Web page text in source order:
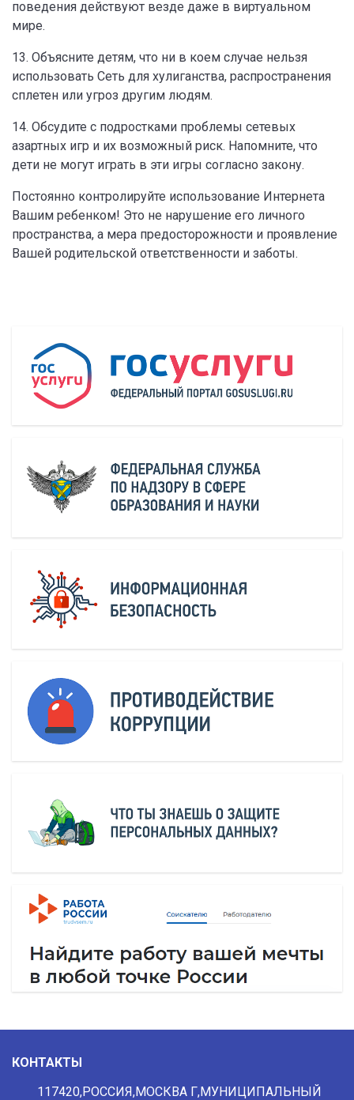
поведения действуют везде даже в виртуальном
мире.
13. Объясните детям, что ни в коем случае нельзя
использовать Сеть для хулиганства, распространения
сплетен или угроз другим людям.
14. Обсудите с подростками проблемы сетевых
азартных игр и их возможный риск. Напомните, что
дети не могут играть в эти игры согласно закону.
Постоянно контролируйте использование Интернета
Вашим ребенком! Это не нарушение его личного
пространства, а мера предосторожности и проявление
Вашей родительской ответственности и заботы.
КОНТАКТЫ
117420,РОССИЯ,МОСКВА Г,МУНИЦИПАЛЬНЫЙ